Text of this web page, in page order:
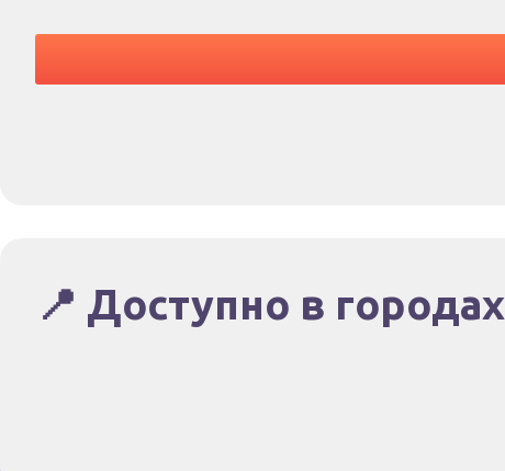
📍 Доступно в городах